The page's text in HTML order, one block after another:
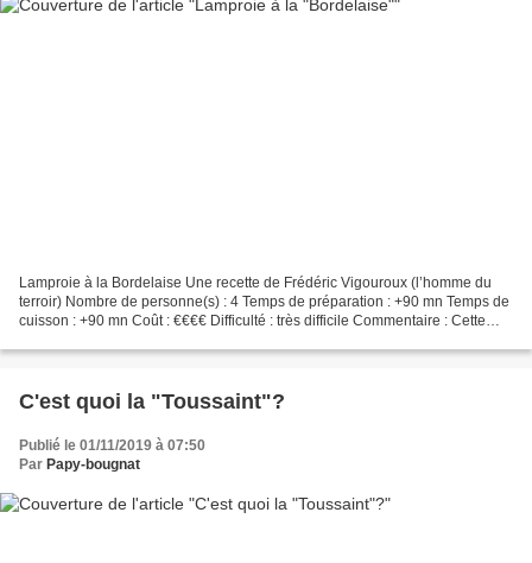
Lamproie à la Bordelaise Une recette de Frédéric Vigouroux (l’homme du
terroir) Nombre de personne(s) : 4 Temps de préparation : +90 mn Temps de
cuisson : +90 mn Coût : €€€€ Difficulté : très difficile Commentaire : Cette
C'est quoi la "Toussaint"?
Publié le 01/11/2019 à 07:50
Par Papy-bougnat